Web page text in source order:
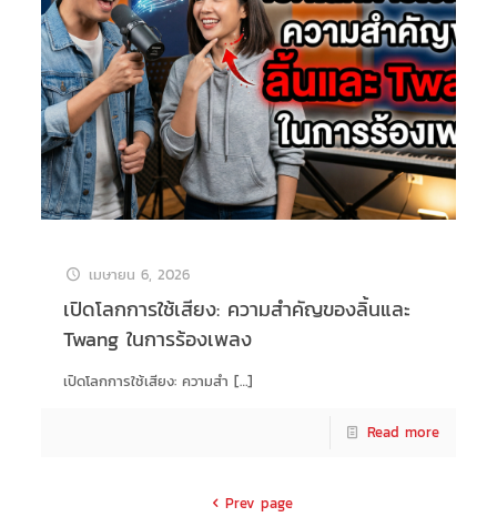
เมษายน 6, 2026
เปิดโลกการใช้เสียง: ความสำคัญของลิ้นและ
Twang ในการร้องเพลง
เปิดโลกการใช้เสียง: ความสำ […]
Read more
Prev page